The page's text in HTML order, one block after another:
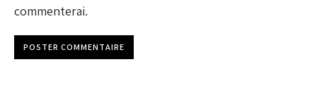
commenterai.
POSTER COMMENTAIRE